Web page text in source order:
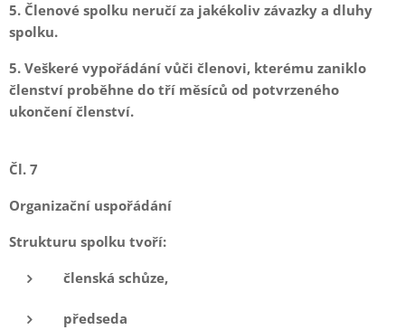
5. Členové spolku neručí za jakékoliv závazky a dluhy
spolku.
5. Veškeré vypořádání vůči členovi, kterému zaniklo
členství proběhne do tří měsíců od potvrzeného
ukončení členství.
Čl. 7
Organizační uspořádání
Strukturu spolku tvoří:
členská schůze,
předseda